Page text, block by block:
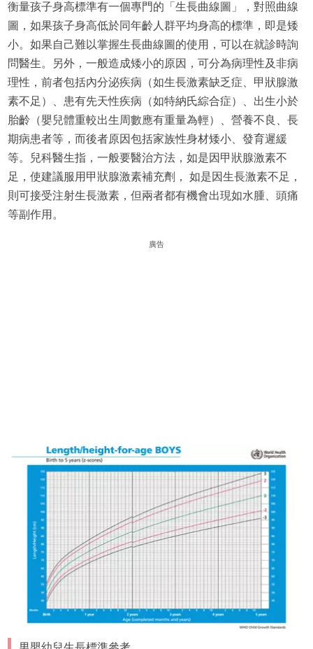
衡量孩子身高標準有一個專門的「生長曲線圖」，對照曲線
圖，如果孩子身高低於同年齡人群平均身高的標準，即是矮
小。如果自己難以掌握生長曲線圖的使用，可以在就診時詢
問醫生。另外，一般造成矮小的原因，可分為病理性及非病
理性，前者包括內分泌疾病（如生長激素缺乏症、甲狀腺激
素不足）、患有先天性疾病（如特納氏綜合症）、出生小於
胎齡（嬰兒體重較出生周數應有重量為輕）、營養不良、長
期病患者等，而後者原因包括家族性身材矮小、發育遲緩
等。兒科醫生指，一般要醫治方法，如是因甲狀腺激素不
足，使建議服用甲狀腺激素補充劑， 如是因生長激素不足，
則可接受注射生長激素，但兩者都有機會出現如水腫、頭痛
等副作用。
廣告